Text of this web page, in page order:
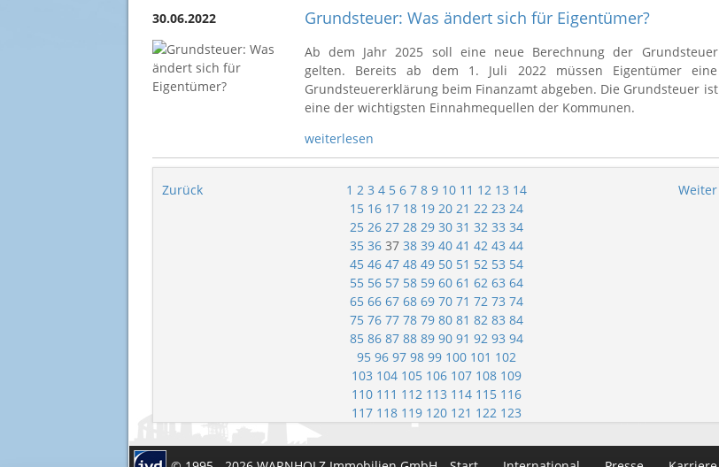
30.06.2022 Grundsteuer: Was ändert sich für Eigentümer?
Ab dem Jahr 2025 soll eine neue Berechnung der Grundsteuer
gelten. Bereits ab dem 1. Juli 2022 müssen Eigentümer eine
Grundsteuererklärung beim Finanzamt abgeben. Die Grundsteuer ist
eine der wichtigsten Einnahmequellen der Kommunen.
weiterlesen
Zurück 1 2 3 4 5 6 7 8 9 10 11 12 13 14
15 16 17 18 19 20 21 22 23 24
25 26 27 28 29 30 31 32 33 34
35 3637 38 39 40 41 42 43 44
45 46 47 48 49 50 51 52 53 54
55 56 57 58 59 60 61 62 63 64
65 66 67 68 69 70 71 72 73 74
75 76 77 78 79 80 81 82 83 84
85 86 87 88 89 90 91 92 93 94
95 96 97 98 99 100 101 102
103 104 105 106 107 108 109
110 111 112 113 114 115 116
117 118 119 120 121 122 123
Weiter